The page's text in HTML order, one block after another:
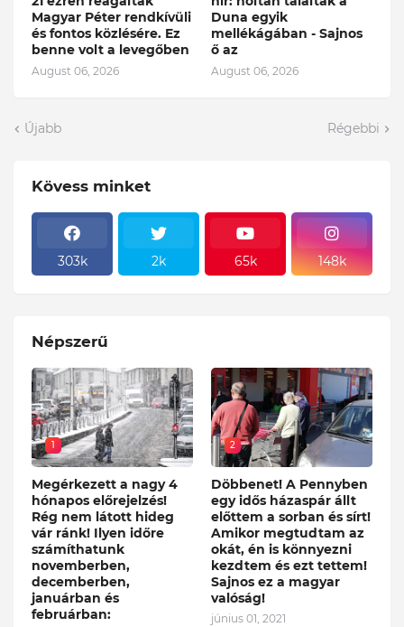
Magyar Péter rendkívüli
és fontos közlésére. Ez
benne volt a levegőben
August 06, 2026
Duna egyik
mellékágában - Sajnos
ő az
August 06, 2026
Újabb Régebbi
Kövess minket
303k 2k 65k 148k
Népszerű
1
Megérkezett a nagy 4
hónapos előrejelzés!
Rég nem látott hideg
vár ránk! Ilyen időre
számíthatunk
novemberben,
decemberben,
januárban és
februárban:
2
Döbbenet! A Pennyben
egy idős házaspár állt
előttem a sorban és sírt!
Amikor megtudtam az
okát, én is könnyezni
kezdtem és ezt tettem!
Sajnos ez a magyar
valóság!
június 01, 2021